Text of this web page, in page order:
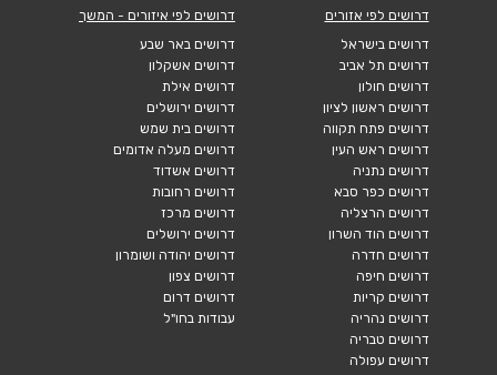
דרושים לפי אזורים
דרושים בישראל
דרושים תל אביב
דרושים חולון
דרושים ראשון לציון
דרושים פתח תקווה
דרושים ראש העין
דרושים נתניה
דרושים כפר סבא
דרושים הרצליה
דרושים הוד השרון
דרושים חדרה
דרושים חיפה
דרושים קריות
דרושים נהריה
דרושים טבריה
דרושים עפולה
דרושים לפי איזורים - המשך
דרושים באר שבע
דרושים אשקלון
דרושים אילת
דרושים ירושלים
דרושים בית שמש
דרושים מעלה אדומים
דרושים אשדוד
דרושים רחובות
דרושים מרכז
דרושים ירושלים
דרושים יהודה ושומרון
דרושים צפון
דרושים דרום
עבודות בחו"ל